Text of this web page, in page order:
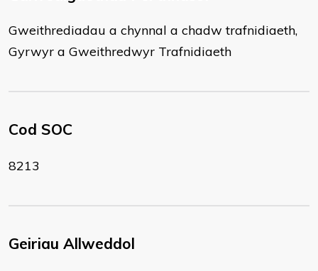
Gweithrediadau a chynnal a chadw trafnidiaeth,
Gyrwyr a Gweithredwyr Trafnidiaeth
Cod SOC
8213
Geiriau Allweddol